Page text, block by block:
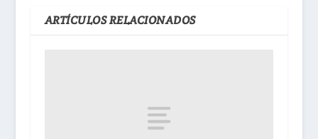
ARTÍCULOS RELACIONADOS